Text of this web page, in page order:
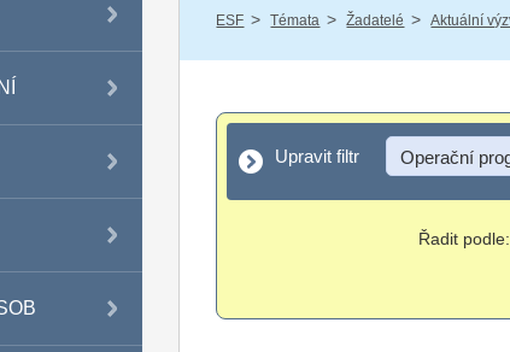
ESF / Témata / Žadatelé / Aktuální
Upravit filtr
Upravit filtr Operační
Řadit podle: